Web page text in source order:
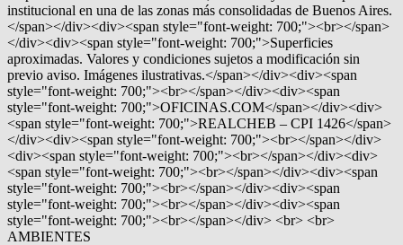
institucional en una de las zonas más consolidadas de Buenos Aires.
</span></div><div><span style="font-weight: 700;"><br></span>
</div><div><span style="font-weight: 700;">Superficies
aproximadas. Valores y condiciones sujetos a modificación sin
previo aviso. Imágenes ilustrativas.</span></div><div><span
style="font-weight: 700;"><br></span></div><div><span
style="font-weight: 700;">OFICINAS.COM</span></div><div>
<span style="font-weight: 700;">REALCHEB – CPI 1426</span>
</div><div><span style="font-weight: 700;"><br></span></div>
<div><span style="font-weight: 700;"><br></span></div><div>
<span style="font-weight: 700;"><br></span></div><div><span
style="font-weight: 700;"><br></span></div><div><span
style="font-weight: 700;"><br></span></div><div><span
style="font-weight: 700;"><br></span></div> <br> <br>
AMBIENTES